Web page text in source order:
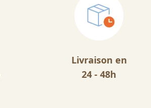
Livraison en
24 - 48h